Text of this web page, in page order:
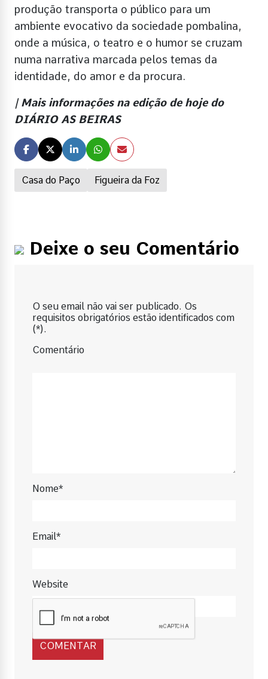
Casa do Paço Figueira da Foz
produção transporta o público para um
ambiente evocativo da sociedade pombalina,
onde a música, o teatro e o humor se cruzam
numa narrativa marcada pelos temas da
identidade, do amor e da procura.
| Mais informações na edição de hoje do
DIÁRIO AS BEIRAS
Deixe o seu Comentário
O seu email não vai ser publicado. Os
requisitos obrigatórios estão identificados com
(*).
Comentário
Nome*
Email*
Website